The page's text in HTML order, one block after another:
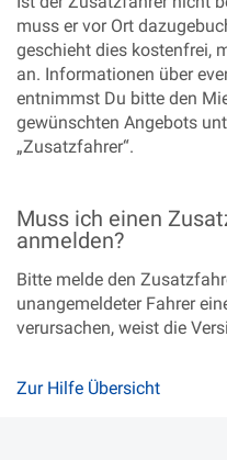
muss er vor Ort
geschieht dies kostenfrei,
an. Informationen über
entnimmst Du bitte den
gewünschten Angebots
„Zusatzfahrer“.
Muss ich einen
anmelden?
Bitte melde den
unangemeldeter Fahrer
verursachen, weist die
Zur Hilfe Übersicht